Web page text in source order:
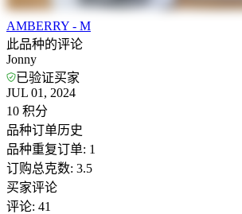
AMBERRY - M
此品种的评论
Jonny
已验证买家
JUL 01, 2024
10 积分
品种订单历史
品种重复订单: 1
订购总克数: 3.5
买家评论
评论: 41